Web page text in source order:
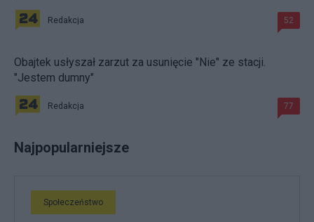
Redakcja 52
Obajtek usłyszał zarzut za usunięcie "Nie" ze stacji.
"Jestem dumny"
Redakcja 77
Najpopularniejsze
Społeczeństwo